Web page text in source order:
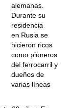
alemanas.
Durante su
residencia
en Rusia se
hicieron ricos
como pioneros
del ferrocarril y
dueños de
varias líneas